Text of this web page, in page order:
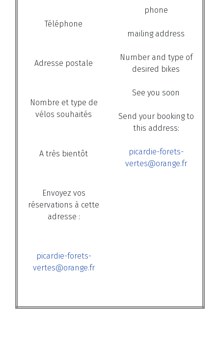
Téléphone
Adresse postale
Nombre et type de
vélos souhaités
A très bientôt
Envoyez vos
réservations à cette
adresse :
picardie-forets-
vertes@orange.fr
phone
mailing address
Number and type of
desired bikes
See you soon
Send your booking to
this address:
picardie-forets-
vertes@orange.fr